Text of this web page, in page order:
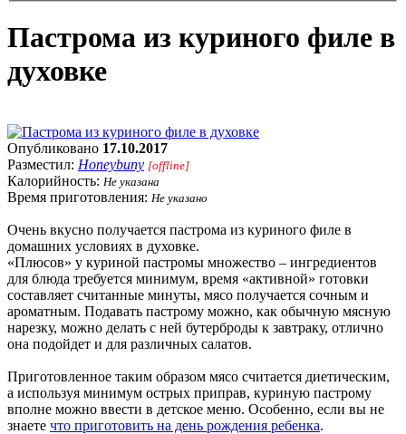
Пастрома из куриного филе в
духовке
Опубликовано 17.10.2017
Разместил: Honeybuny [offline]
Калорийность: Не указана
Время приготовления: Не указано
Очень вкусно получается пастрома из куриного филе в
домашних условиях в духовке.
«Плюсов» у куриной пастромы множество – ингредиентов
для блюда требуется минимум, время «активной» готовки
составляет считанные минуты, мясо получается сочным и
ароматным. Подавать пастрому можно, как обычную мясную
нарезку, можно делать с ней бутерброды к завтраку, отлично
она подойдет и для различных салатов.
Приготовленное таким образом мясо считается диетическим,
а используя минимум острых приправ, куриную пастрому
вполне можно ввести в детское меню. Особенно, если вы не
знаете что приготовить на день рождения ребенка.